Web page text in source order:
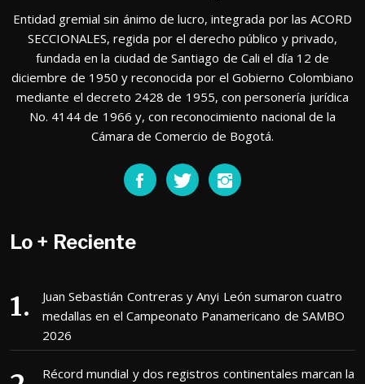
Entidad gremial sin ánimo de lucro, integrada por las ACORD
SECCIONALES, regida por el derecho público y privado,
fundada en la ciudad de Santiago de Cali el día 12 de
diciembre de 1950 y reconocida por el Gobierno Colombiano
mediante el decreto 2428 de 1955, con personería jurídica
No. 4144 de 1966 y, con reconocimiento nacional de la
Cámara de Comercio de Bogotá.
Lo + Reciente
Juan Sebastián Contreras y Anyi León sumaron cuatro
medallas en el Campeonato Panamericano de SAMBO
2026
Récord mundial y dos registros continentales marcan la